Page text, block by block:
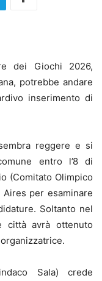
dei Giochi 2026,
potrebbe andare
inserimento di
reggere e si
entro l’8 di
(Comitato Olimpico
per esaminare
Soltanto nel
città avrà ottenuto
Sala) crede